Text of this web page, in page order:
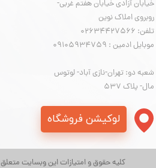
کلیه حقوق و امتیازات این وبسایت
خیابان آزادی خیابان هفتم غربی-
روبروی املاک نوین
​​​​​​​تلفن: 02634427566
موبایل ادمین : 09105934759
شعبه دو: تهران-نازی آباد- لوتوس
مال- پلاک 537
لوکیشن فروشگاه